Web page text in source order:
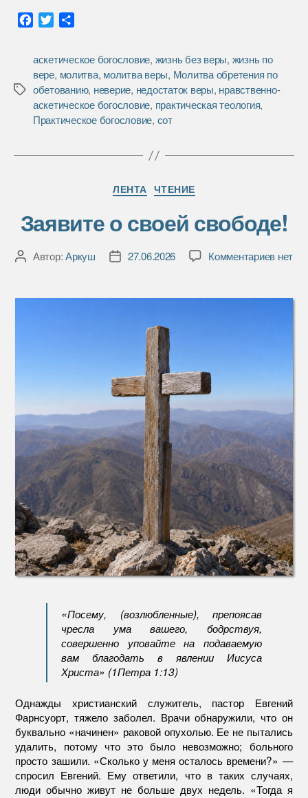
e
b
o
o
k
t
t
e
r
р
а
в
и
т
Метки
аскетическое богословие, жизнь без веры, жизнь по
вере, молитва, молитва веры, Молитва обретения по
обетованию, неверие, недостаток веры, нравственно-
аскетическое богословие, практическая теология,
Практическое богословие, сот
Рубрики
ЛЕНТА ЧТЕНИЕ
Заявите о своей свободе!
АвторАвтор:Аркуш
Дата27.06.2026 Комментариевк
о
нет
«Посему, (возлюбленные), препоясав
чресла ума вашего, бодрствуя,
совершенно уповайте на подаваемую
вам благодать в явлении Иисуса
Христа» (1Петра 1:13)
Однажды христианский служитель, пастор Евгений
Фарнсуорт, тяжело заболел. Врачи обнаружили, что он
буквально «начинен» раковой опухолью. Ее не пытались
удалить, потому что это было невозможно; больного
просто зашили. «Сколько у меня осталось времени?» —
спросил Евгений. Ему ответили, что в таких случаях,
люди обычно живут не больше двух недель. «Тогда я